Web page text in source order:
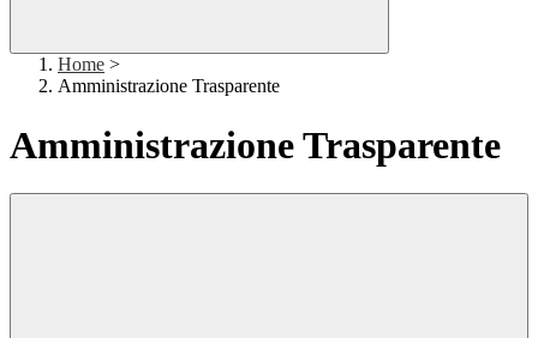
Home >
Amministrazione Trasparente
Amministrazione Trasparente